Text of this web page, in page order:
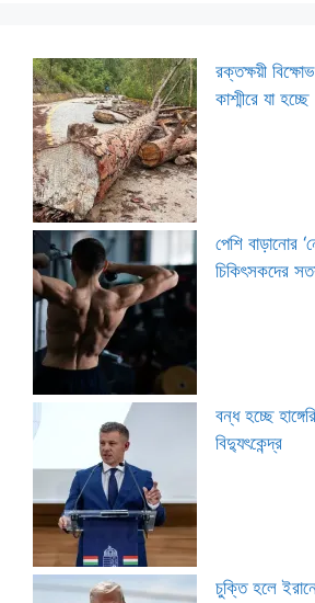
রক্তক্ষয়ী
কাশ্মীরে যা হচ্ছে
পেশি বাড়ানোর
চিকিৎসকদের
বন্ধ হচ্ছে
বিদ্যুৎকেন্দ্র
চুক্তি হলে